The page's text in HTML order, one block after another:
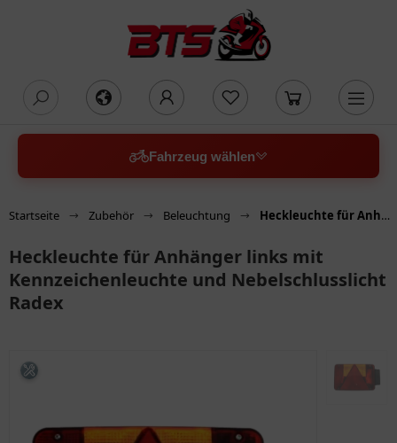
Fahrzeug wählen
Startseite Zubehör Beleuchtung Heckleuchte für Anhänger links mit Kennzeichenleuchte und Nebelschlusslicht Radex
Heckleuchte für Anhänger links mit
Kennzeichenleuchte und Nebelschlusslicht
Radex